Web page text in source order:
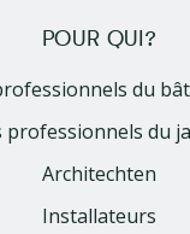
POUR QUI?
du
professionnels du
Architechten
Installateurs